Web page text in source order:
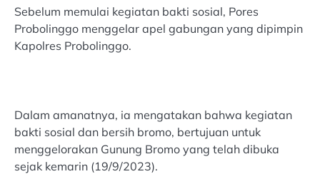
Sebelum memulai kegiatan bakti sosial, Pores
Probolinggo menggelar apel gabungan yang dipimpin
Kapolres Probolinggo.
Dalam amanatnya, ia mengatakan bahwa kegiatan
bakti sosial dan bersih bromo, bertujuan untuk
menggelorakan Gunung Bromo yang telah dibuka
sejak kemarin (19/9/2023).